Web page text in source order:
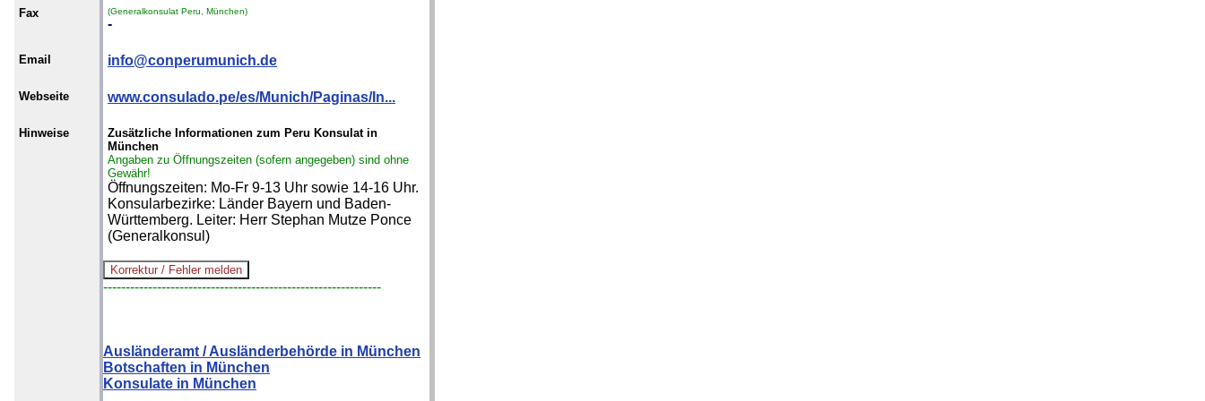
Fax (Generalkonsulat Peru, München)
-
Email info@conperumunich.de
Webseite www.consulado.pe/es/Munich/Paginas/In...
Hinweise
Zusätzliche Informationen zum Peru Konsulat in
München
Angaben zu Öffnungszeiten (sofern angegeben) sind ohne
Gewähr!
Öffnungszeiten: Mo-Fr 9-13 Uhr sowie 14-16 Uhr.
Konsularbezirke: Länder Bayern und Baden-
Württemberg. Leiter: Herr Stephan Mutze Ponce
(Generalkonsul)
--------------------------------------------------------------
Ausländeramt / Ausländerbehörde in München
Botschaften in München
Konsulate in München